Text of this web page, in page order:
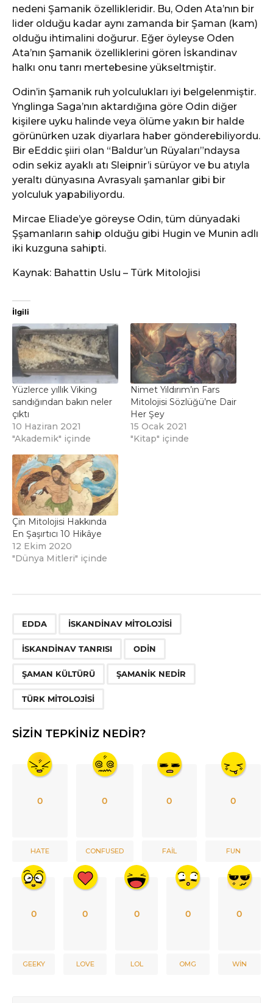
nedeni Şamanik özellikleridir. Bu, Oden Ata’nın bir
lider olduğu kadar aynı zamanda bir Şaman (kam)
olduğu ihtimalini doğurur. Eğer öyleyse Oden
Ata’nın Şamanik özelliklerini gören İskandinav
halkı onu tanrı mertebesine yükseltmiştir.
Odin’in Şamanik ruh yolculukları iyi belgelenmiştir.
Ynglinga Saga’nın aktardığına göre Odin diğer
kişilere uyku halinde veya ölüme yakın bir halde
görünürken uzak diyarlara haber gönderebiliyordu.
Bir eEddic şiiri olan “Baldur’un Rüyaları”ndaysa
odin sekiz ayaklı atı Sleipnir’i sürüyor ve bu atıyla
yeraltı dünyasına Avrasyalı şamanlar gibi bir
yolculuk yapabiliyordu.
Mircae Eliade’ye göreyse Odin, tüm dünyadaki
Şşamanların sahip olduğu gibi Hugin ve Munin adlı
iki kuzguna sahipti.
Kaynak: Bahattin Uslu – Türk Mitolojisi
İlgili
Yüzlerce yıllık Viking
sandığından bakın neler
çıktı
10 Haziran 2021
"Akademik" içinde
Nimet Yıldırım’ın Fars
Mitolojisi Sözlüğü’ne Dair
Her Şey
15 Ocak 2021
"Kitap" içinde
Çin Mitolojisi Hakkında
En Şaşırtıcı 10 Hikâye
12 Ekim 2020
"Dünya Mitleri" içinde
EDDA ISKANDINAV MITOLOJISI
ISKANDINAV TANRISI ODIN
ŞAMAN KÜLTÜRÜ ŞAMANIK NEDIR
TÜRK MITOLOJISI
SIZIN TEPKINIZ NEDIR?
0
HATE
0
CONFUSED
0
FAIL
0
FUN
0
GEEKY
0
LOVE
0
LOL
0
OMG
0
WIN